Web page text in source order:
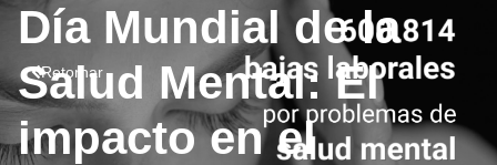
Retornar
Día Mundial de la
Salud Mental: El
impacto en el